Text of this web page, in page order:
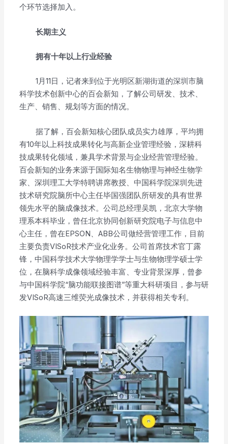
个环节选择加入。
长期主义
拥有十年以上行业经验
1月11日，记者来到位于光明区新湖街道的深圳市脑
科学技术创新中心的百会新知，了解公司研发、技术、
生产、销售、规划等方面的情况。
据了解，百会新知核心团队成员实力雄厚，平均拥
有10年以上科技成果转化与高新企业管理经验，深耕科
技成果转化领域，兼具学术背景与企业经营管理经验。
百会新知的业务来源于国际知名生物物理与神经生物学
家、深圳理工大学特聘讲席教授、中国科学院深圳先进
技术研究院脑所中心主任毕国强团队所研发的具有世界
领先水平的脑成像技术。公司总经理吴凯，北京大学物
理系本科毕业，曾任北京协同创新研究院电子与信息中
心主任，曾在EPSON、ABB公司做经营管理工作，目前
主要负责VISoR技术产业化业务。公司首席技术官丁露
锋，中国科学技术大学物理学学士与生物物理学硕士学
位，在脑科学成像领域经验丰富、专业背景深厚，曾参
与中国科学院“脑功能联接图谱”等重大科研项目，参与研
发VISoR高速三维荧光成像技术，并获得相关专利。